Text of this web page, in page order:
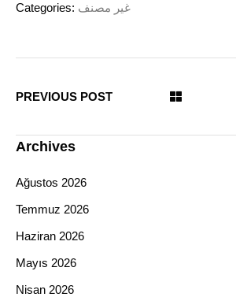
Categories: غير مصنف
PREVIOUS POST
Archives
Ağustos 2026
Temmuz 2026
Haziran 2026
Mayıs 2026
Nisan 2026